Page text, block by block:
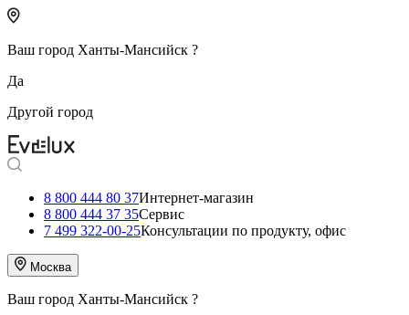
Ваш город Ханты-Мансийск ?
Да
Другой город
8 800 444 80 37Интернет-магазин
8 800 444 37 35Сервис
7 499 322-00-25Консультации по продукту, офис
Москва
Ваш город Ханты-Мансийск ?